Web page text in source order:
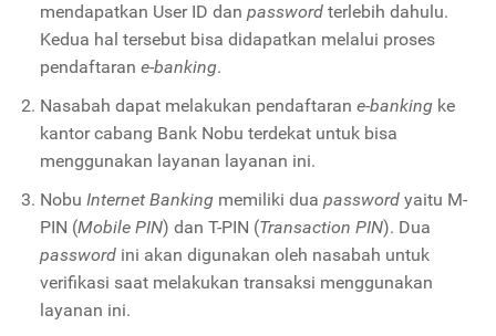
mendapatkan User ID dan passwordterlebih dahulu.
Kedua hal tersebut bisa didapatkan melalui proses
pendaftaran e-banking.
Nasabah dapat melakukan pendaftaran e-bankingke
kantor cabang Bank Nobu terdekat untuk bisa
menggunakan layanan layanan ini.
Nobu Internet Bankingmemiliki dua passwordyaitu M-
PIN (Mobile PIN) dan T-PIN (Transaction PIN). Dua
passwordini akan digunakan oleh nasabah untuk
verifikasi saat melakukan transaksi menggunakan
layanan ini.